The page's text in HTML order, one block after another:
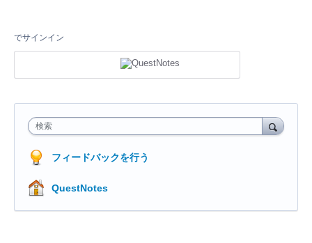
でサインイン
検索
フィードバックを行う
QuestNotes